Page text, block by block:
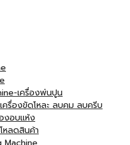
เครื่องพ่นปูน
รื่องขัดโหละ ลบคม ลบครีบ
งอบแห้ง
หลดสินค้า